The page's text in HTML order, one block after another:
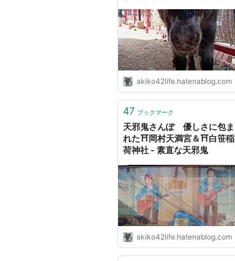
akiko42life.hatenablog.com
47 ブックマーク
天邪鬼さんぽ 優しさに包ま
れた⛩️岡村天満宮＆⛩️白笹稲
荷神社 - 素直な天邪鬼
akiko42life.hatenablog.com